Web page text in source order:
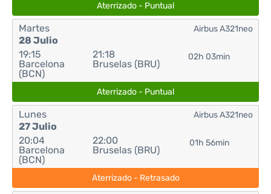
Aterrizado - Puntual
Martes
28 Julio
19:15
Barcelona
(BCN)
21:18
Bruselas (BRU)
02h 03min
Airbus A321neo
Aterrizado - Puntual
Lunes
27 Julio
20:04
Barcelona
(BCN)
22:00
Bruselas (BRU)
01h 56min
Airbus A321neo
Aterrizado - Retrasado